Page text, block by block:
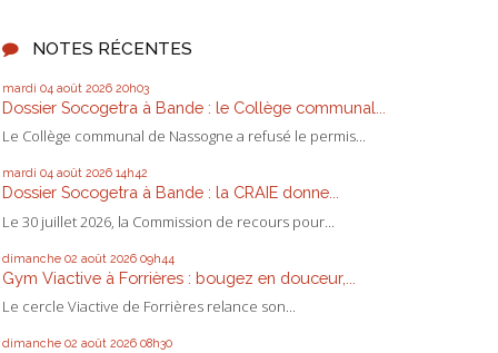
NOTES RÉCENTES
mardi 04 août 2026 20h03
Dossier Socogetra à Bande : le Collège communal...
Le Collège communal de Nassogne a refusé le permis...
mardi 04 août 2026 14h42
Dossier Socogetra à Bande : la CRAIE donne...
Le 30 juillet 2026, la Commission de recours pour...
dimanche 02 août 2026 09h44
Gym Viactive à Forrières : bougez en douceur,...
Le cercle Viactive de Forrières relance son...
dimanche 02 août 2026 08h30